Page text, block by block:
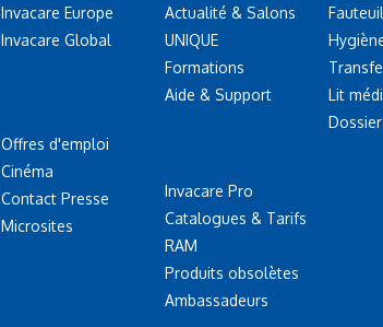
Invacare Europe
Invacare Global
Offres d'emploi
Cinéma
Contact Presse
Microsites
Actualité & Salons
UNIQUE
Formations
Aide & Support
Invacare Pro
Catalogues & Tarifs
RAM
Produits obsolètes
Ambassadeurs
Lit